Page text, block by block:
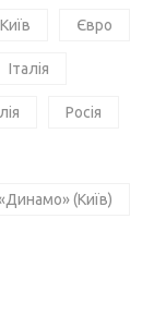
Київ Євро
Італія
Росія
(Київ)